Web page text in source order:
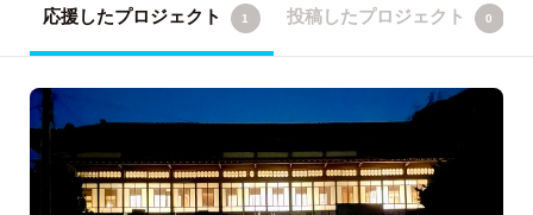
応援したプロジェクト 1 投稿したプロジェクト 0